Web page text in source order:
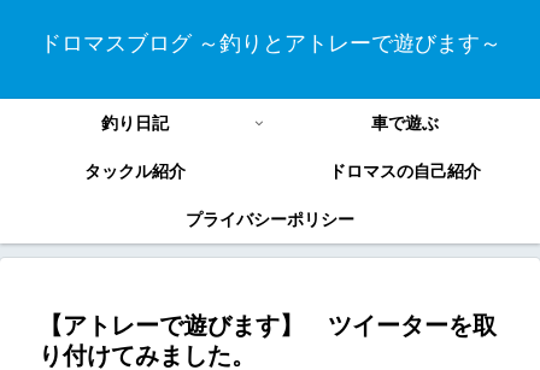
ドロマスブログ ～釣りとアトレーで遊びます～
釣り日記 車で遊ぶ
タックル紹介 ドロマスの自己紹介
プライバシーポリシー
【アトレーで遊びます】 ツイーターを取
り付けてみました。